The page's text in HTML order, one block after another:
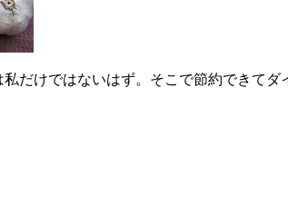
だけではないはず。そこで節約できて